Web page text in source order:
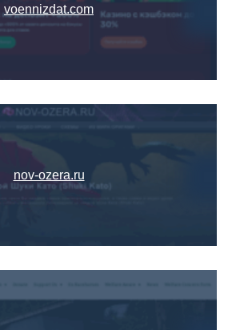
voennizdat.com
nov-ozera.ru